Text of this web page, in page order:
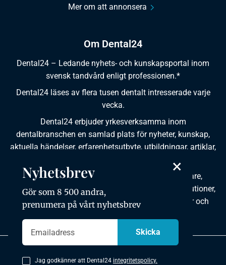
Om Dental24
Dental24 – Ledande nyhets- och kunskapsportal inom
svensk tandvård enligt professionen.*
Dental24 läses av flera tusen dentalt intresserade varje
vecka.
Dental24 erbjuder yrkesverksamma inom
dentalbranschen en samlad plats för nyheter, kunskap,
aktuella händelser, erfarenhetsutbyte, utbildningar, artiklar,
Dental24 produceras i samverkan med tandläkare,
tandhygienister, tandsköterskor, tandtekniker, institutioner,
kursgivare, föreningar, organisationer, leverantörer och
Mer om att annonsera
×
Nyhetsbrev
Gör som 8 500 andra,
prenumera på vårt nyhetsbrev
Jag godkänner att Dental24 integritetspolicy.